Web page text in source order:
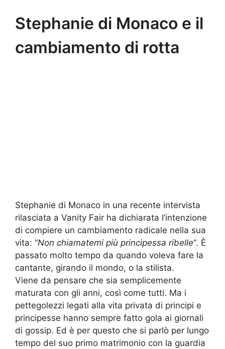
Stephanie di Monaco e il
cambiamento di rotta
Stephanie di Monaco in una recente intervista
rilasciata a Vanity Fair ha dichiarata l’intenzione
di compiere un cambiamento radicale nella sua
vita: “Non chiamatemi più principessa ribelle“. È
passato molto tempo da quando voleva fare la
cantante, girando il mondo, o la stilista.
Viene da pensare che sia semplicemente
maturata con gli anni, così come tutti. Ma i
pettegolezzi legati alla vita privata di principi e
principesse hanno sempre fatto gola ai giornali
di gossip. Ed è per questo che si parlò per lungo
tempo del suo primo matrimonio con la guardia